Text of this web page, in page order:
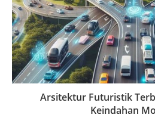
Arsitektur Futuristik
Keindahan